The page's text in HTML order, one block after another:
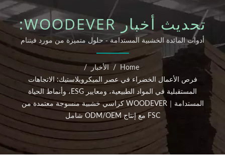
تحديث أخبار WOODEVER:
فرص الأعمال الخضراء في
عصر الميكروبلاستيك:
الاتجاهات المستقبلية في
المواد الطبيعية، ومعايير
ESG، وأنماط الحياة
المستدامة｜WOODEVER
أدوات المائدة الخشبية المستدامة - حلول متميزة من مورد فيتنام
｜دليل إمدادات مصنع المنتجات المنسوجة في فيتنام 2025 ODM
OEMHome
/ الأخبار /
فرص الأعمال الخضراء في عصر الميكروبلاستيك: الاتجاهات
المستقبلية في المواد الطبيعية، ومعايير ESG، وأنماط الحياة
المستدامة｜WOODEVER كراسي خشبية منسوجة معتمدة من
FSC مع إنتاج ODM/OEM شامل